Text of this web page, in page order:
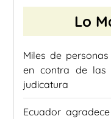
Lo
Miles de
en contra de las
judicatura
Ecuador